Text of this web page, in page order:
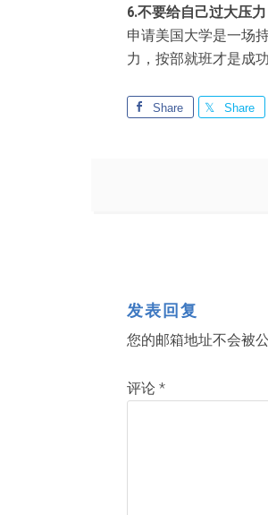
6.不要给自己过大压力
申请美国大学是一场
力，按部就班才是成功
Share Share
发表回复
您的邮箱地址不会被公
评论 *